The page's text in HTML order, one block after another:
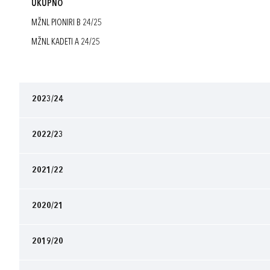
UKUPNO
MŽNL PIONIRI B 24/25
MŽNL KADETI A 24/25
2023/24
2022/23
2021/22
2020/21
2019/20